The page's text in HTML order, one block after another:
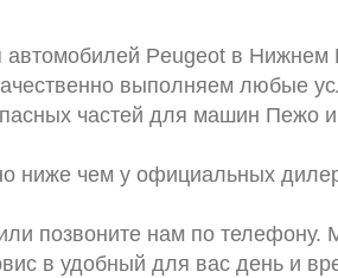
автомобилей Peugeot в Нижнем
выполняем любые
частей для машин Пежо
ниже чем у официальных
позвоните нам по телефону.
в удобный для вас день и